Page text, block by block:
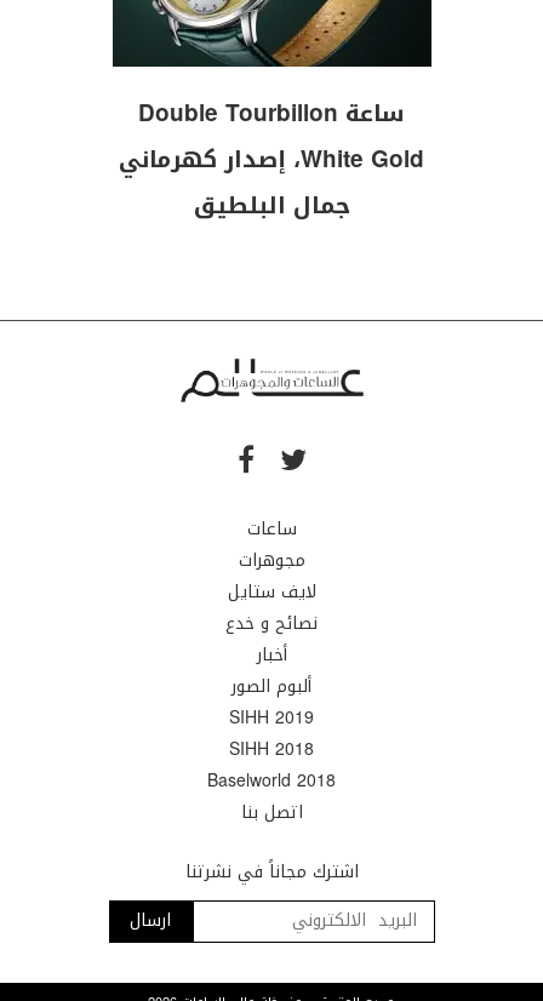
ساعة Double Tourbillon
White Gold، إصدار كهرماني
جمال البلطيق
ساعات
مجوهرات
لايف ستايل
نصائح و خدع
أخبار
ألبوم الصور
SIHH 2019
SIHH 2018
Baselworld 2018
اتصل بنا
اشترك مجاناً في نشرتنا